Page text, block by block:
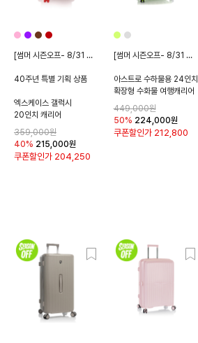
[썸머 시즌오프- 8/31 종료]
40주년 특별 기획 상품
엑스케이스 갤럭시
20인치 캐리어
359,000원
40% 215,000원
쿠폰할인가 204,250
[썸머 시즌오프- 8/31 종료]
아스트로 수하물용 24인치
확장형 수화물 여행캐리어
449,000원
50% 224,000원
쿠폰할인가 212,800